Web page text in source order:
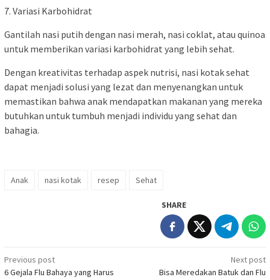
7. Variasi Karbohidrat
Gantilah nasi putih dengan nasi merah, nasi coklat, atau quinoa
untuk memberikan variasi karbohidrat yang lebih sehat.
Dengan kreativitas terhadap aspek nutrisi, nasi kotak sehat
dapat menjadi solusi yang lezat dan menyenangkan untuk
memastikan bahwa anak mendapatkan makanan yang mereka
butuhkan untuk tumbuh menjadi individu yang sehat dan
bahagia.
Anak nasi kotak resep Sehat
SHARE
Post
Previous post
6 Gejala Flu Bahaya yang Harus
Next post
Bisa Meredakan Batuk dan Flu